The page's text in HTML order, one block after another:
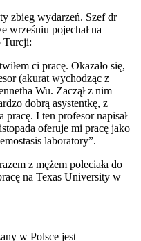
zbieg wydarzeń. Szef dr
wrześniu pojechał na
Turcji:
ci pracę. Okazało się,
(akurat wychodząc z
Wu. Zaczął z nim
dobrą asystentkę, z
I ten profesor napisał
oferuje mi pracę jako
laboratory”.
z mężem poleciała do
na Texas University w
w Polsce jest